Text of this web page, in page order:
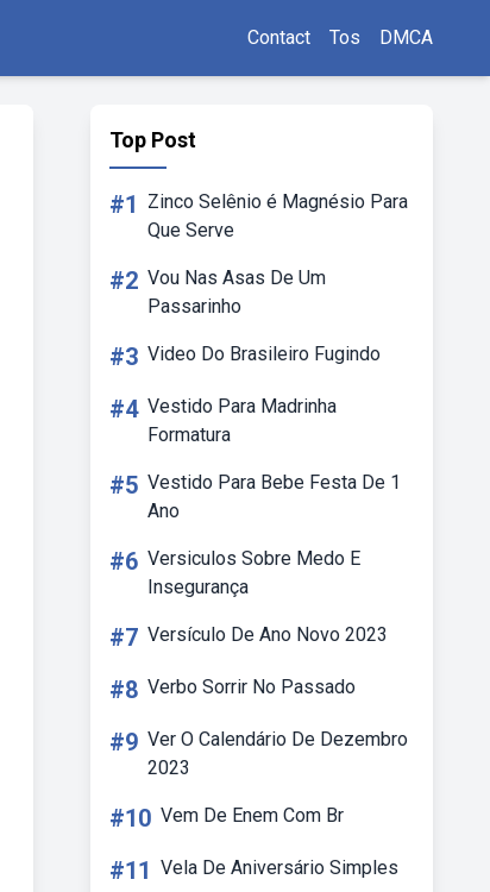
Contact Tos DMCA
Top Post
#1
Zinco Selênio é Magnésio Para
Que Serve
#2 Vou Nas Asas De Um
Passarinho
#3 Video Do Brasileiro Fugindo
#4 Vestido Para Madrinha
Formatura
#5 Vestido Para Bebe Festa De 1
Ano
#6 Versiculos Sobre Medo E
Insegurança
#7 Versículo De Ano Novo 2023
#8 Verbo Sorrir No Passado
#9 Ver O Calendário De Dezembro
2023
#10 Vem De Enem Com Br
#11 Vela De Aniversário Simples